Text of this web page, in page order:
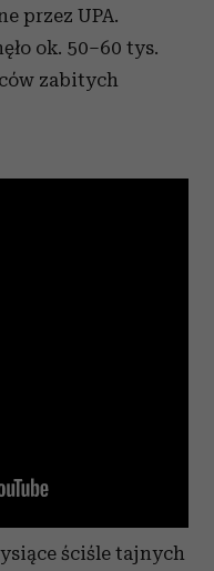
przez UPA.
ok. 50–60 tys.
zabitych
ściśle tajnych